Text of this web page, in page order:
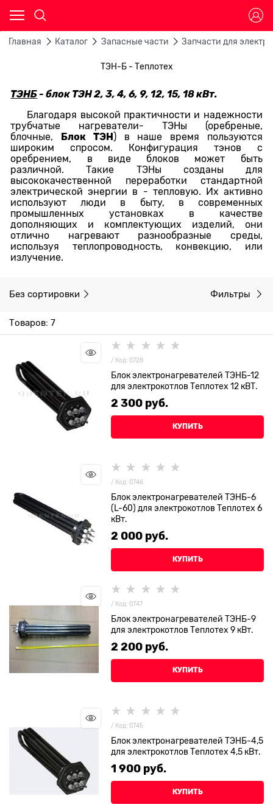
Главная Каталог Запасные части Запчасти для
ТЭН-Б - Теплотех
ТЭНБ- блок ТЭН 2, 3, 4, 6, 9, 12, 15, 18 кВт.
Благодаря высокой практичности и надежности
трубчатые нагреватели- ТЭНы (оребреные,
блочные, Блок ТЭН) в наше время пользуются
широким спросом. Конфигурация тэнов с
оребрением, в виде блоков может быть
различной. Такие ТЭНы созданы для
высококачественной переработки стандартной
электрической энергии в - тепловую. Их активно
используют люди в быту, в современных
промышленных установках в качестве
дополняющих и комплектующих изделий, они
отлично нагревают разнообразные среды,
используя теплопроводность, конвекцию, или
излучение.
Без сортировки Фильтры
Товаров: 7
/ Код: 0728
Блок электронагревателей ТЭНБ-12
для электрокотлов Теплотех 12 кВТ.
2 300 руб.
КУПИТЬ
/ Код: 0746
Блок электронагревателей ТЭНБ-6
(L-60) для электрокотлов Теплотех 6
кВт.
2 000 руб.
КУПИТЬ
/ Код: 0747
Блок электронагревателей ТЭНБ-9
для электрокотлов Теплотех 9 кВт.
2 200 руб.
КУПИТЬ
/ Код: 0745
Блок электронагревателей ТЭНБ-4,5
для электрокотлов Теплотех 4,5 кВт.
1 900 руб.
КУПИТЬ